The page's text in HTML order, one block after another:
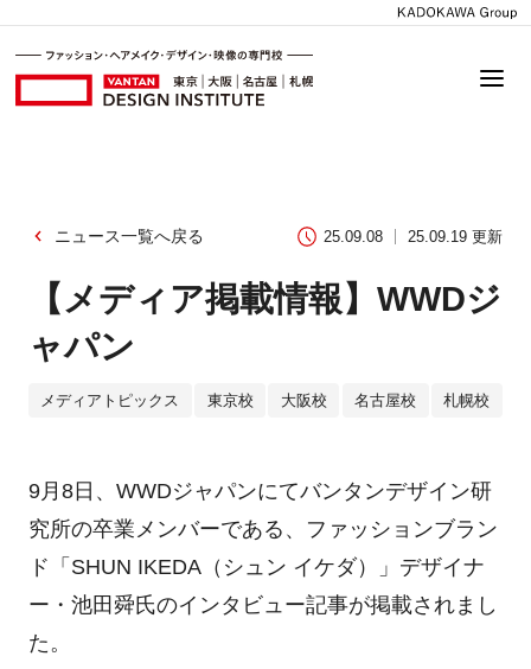
ニュース一覧へ戻る 25.09.08 25.09.19 更新
【メディア掲載情報】WWDジ
ャパン
メディアトピックス 東京校 大阪校 名古屋校 札幌校
9月8日、WWDジャパンにてバンタンデザイン研
究所の卒業メンバーである、ファッションブラン
ド「SHUN IKEDA（シュン イケダ）」デザイナ
ー・池田舜氏のインタビュー記事が掲載されまし
た。